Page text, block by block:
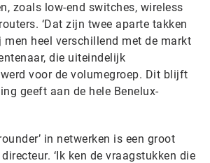
zoals low-end switches, wireless
‘Dat zijn twee aparte takken
heel verschillend met de markt
die uiteindelijk
voor de volumegroep. Dit blijft
geeft aan de hele Benelux-
in netwerken is een groot
‘Ik ken de vraagstukken die